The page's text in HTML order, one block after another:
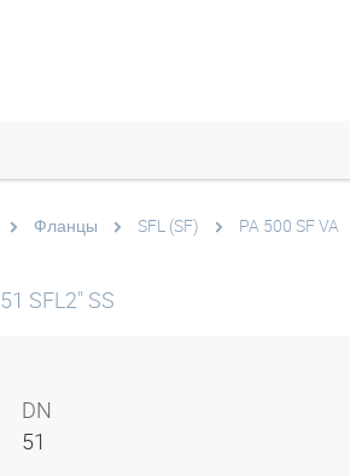
Фланцы SFL (SF) PA 500 SF VA
SFL2" SS
DN
51